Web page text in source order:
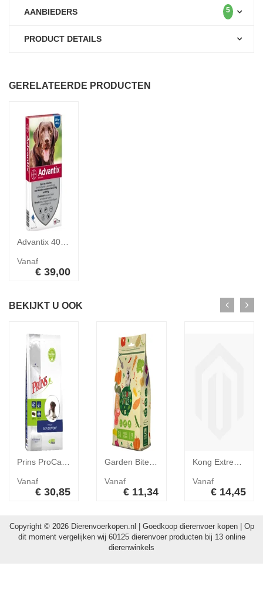
AANBIEDERS 5
PRODUCT DETAILS
GERELATEERDE PRODUCTEN
Vanaf
€ 39,00
BEKIJKT U OOK
Vanaf
€ 30,85
Vanaf
€ 11,34
Vanaf
€ 14,45
Copyright © 2026 Dierenvoerkopen.nl | Goedkoop dierenvoer kopen | Op
dit moment vergelijken wij 60125 dierenvoer producten bij 13 online
dierenwinkels